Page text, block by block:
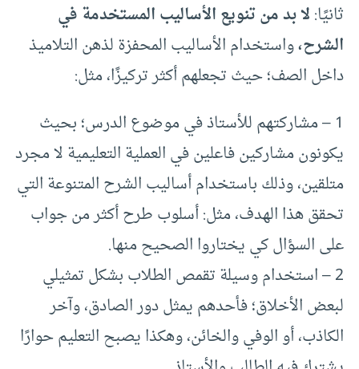
ثانيًا:لا بد من تنويع الأساليب المستخدمة في
الشرح،واستخدام الأساليب المحفزة لذهن التلاميذ
داخل الصف؛ حيث تجعلهم أكثر تركيزًا، مثل:
1 – مشاركتهم للأستاذ في موضوع الدرس؛ بحيث
يكونون مشاركين فاعلين في العملية التعليمية لا مجرد
متلقين، وذلك باستخدام أساليب الشرح المتنوعة التي
تحقق هذا الهدف، مثل: أسلوب طرح أكثر من جواب
على السؤال كي يختاروا الصحيح منها.
2 – استخدام وسيلة تقمص الطلاب بشكل تمثيلي
لبعض الأخلاق؛ فأحدهم يمثل دور الصادق، وآخر
الكاذب، أو الوفي والخائن، وهكذا يصبح التعليم حوارًا